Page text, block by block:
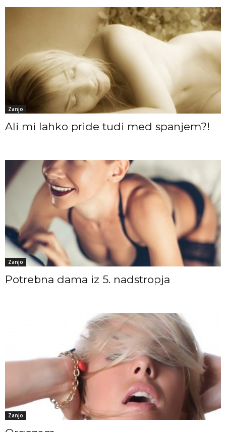
Zanjo
Ali mi lahko pride tudi med spanjem?!
Zanjo
Potrebna dama iz 5. nadstropja
Zanjo